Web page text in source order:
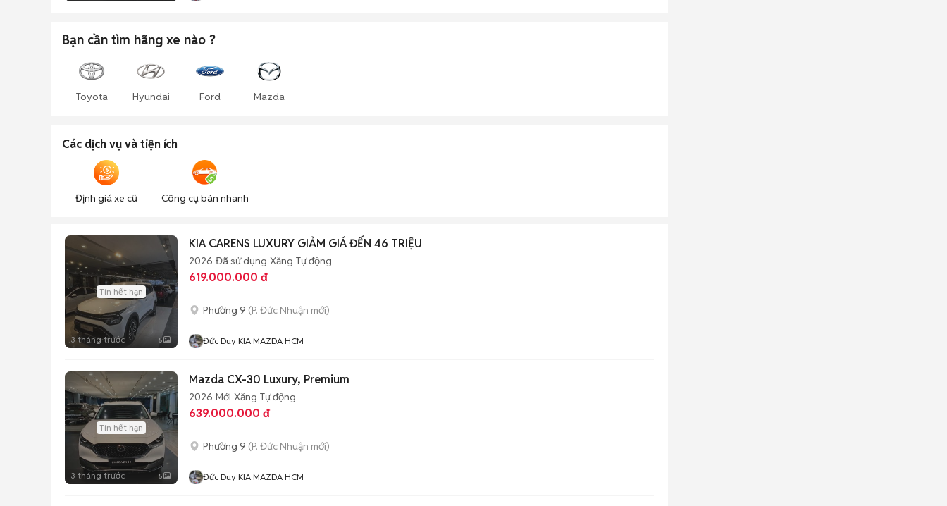
Bạn cần tìm hãng xe nào ?
Toyota Hyundai Ford Mazda
Các dịch vụ và tiện ích
Định giá xe cũ Công cụ bán nhanh
Tin hết hạn
3 tháng trước 5
KIA CARENS LUXURY GIẢM GIÁ ĐẾN 46 TRIỆU
2026 Đã sử dụng Xăng Tự động
619.000.000 đ
Phường 9 (P. Đức Nhuận mới)
Đức Duy KIA MAZDA HCM
Tin hết hạn
3 tháng trước 5
Mazda CX-30 Luxury, Premium
2026 Mới Xăng Tự động
639.000.000 đ
Phường 9 (P. Đức Nhuận mới)
Đức Duy KIA MAZDA HCM